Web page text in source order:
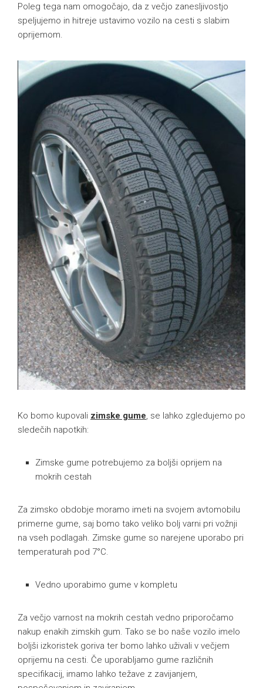
Poleg tega nam omogočajo, da z večjo zanesljivostjo
speljujemo in hitreje ustavimo vozilo na cesti s slabim
oprijemom.
Ko bomo kupovali zimske gume, se lahko zgledujemo po
sledečih napotkih:
Zimske gume potrebujemo za boljši oprijem na
mokrih cestah
Za zimsko obdobje moramo imeti na svojem avtomobilu
primerne gume, saj bomo tako veliko bolj varni pri vožnji
na vseh podlagah. Zimske gume so narejene uporabo pri
temperaturah pod 7°C.
Vedno uporabimo gume v kompletu
Za večjo varnost na mokrih cestah vedno priporočamo
nakup enakih zimskih gum. Tako se bo naše vozilo imelo
boljši izkoristek goriva ter bomo lahko uživali v večjem
oprijemu na cesti. Če uporabljamo gume različnih
specifikacij, imamo lahko težave z zavijanjem,